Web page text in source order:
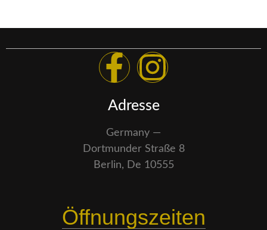
Adresse
Germany —
Dortmunder Straße 8
Berlin, De 10555
Öffnungszeiten